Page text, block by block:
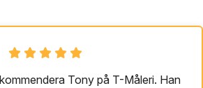
Tony på T-Måleri. Han